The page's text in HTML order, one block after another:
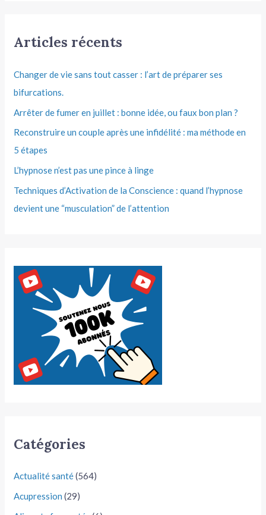
Articles récents
Changer de vie sans tout casser : l’art de préparer ses
bifurcations.
Arrêter de fumer en juillet : bonne idée, ou faux bon plan ?
Reconstruire un couple après une infidélité : ma méthode en
5 étapes
L’hypnose n’est pas une pince à linge
Techniques d’Activation de la Conscience : quand l’hypnose
devient une “musculation” de l’attention
Catégories
Actualité santé(564)
Acupression (29)